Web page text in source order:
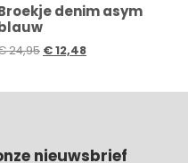
denim asym
24,95 €12,48
nieuwsbrief